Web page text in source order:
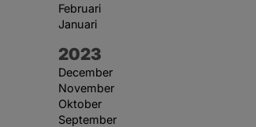
Februari
Januari
År:
2023
December
November
Oktober
September